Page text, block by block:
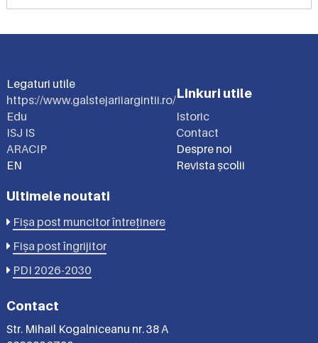
Ultimele noutati
Fișa post muncitor întreținere
Fișa post îngrijitor
PDI 2026-2030
Legaturi utile
https://www.galstejariiargintii.ro/
Edu
ISJ IS
ARACIP
EN
Linkuri utile
Istoric
Contact
Despre noi
Revista școlii
Contact
Str. Mihail Kogalniceanu nr. 38 A